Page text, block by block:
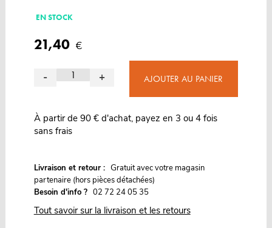
EN STOCK
21,40 €
- + AJOUTER AU PANIER
À partir de 90 € d'achat, payez en 3 ou 4 fois
sans frais
Livraison et retour : Gratuit avec votre magasin
partenaire (hors pièces détachées)
Besoin d'info ? 02 72 24 05 35
Tout savoir sur la livraison et les retours